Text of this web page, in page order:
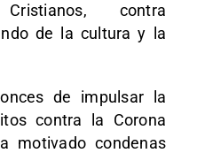
contra
de la cultura y la
de impulsar la
contra la Corona
motivado condenas